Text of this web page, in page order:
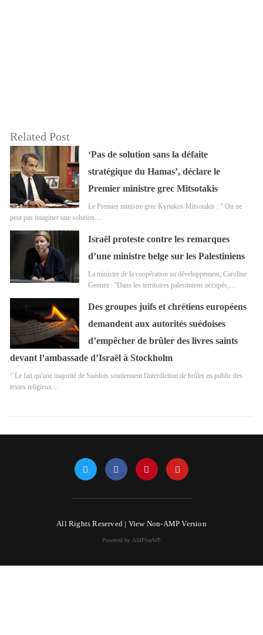
Related Post
‘Pas de solution sans la défaite
stratégique du Hamas’, déclare le
Premier ministre grec Mitsotakis
Le Premier ministre grec Kyriakos Mitsotakis : " On ne
peut pas imaginer une solution…
Israël proteste contre les remarques
d’une ministre belge sur les Palestiniens
La ministre de la coopération au développement, Caroline
Gennez : ''Dans les territoires palestiniens occupés,…
Des groupes juifs et chrétiens européens
demandent aux autorités suédoises
d’empêcher de brûler des livres saints
devant l’ambassade d’Israël à Stockholm
‘’Le fait qu'une majorité de Suédois soutiennent l'interdiction de brûler en public des
textes religieux…
All Rights Reserved | View Non-AMP Version
Powered by AMPforWP